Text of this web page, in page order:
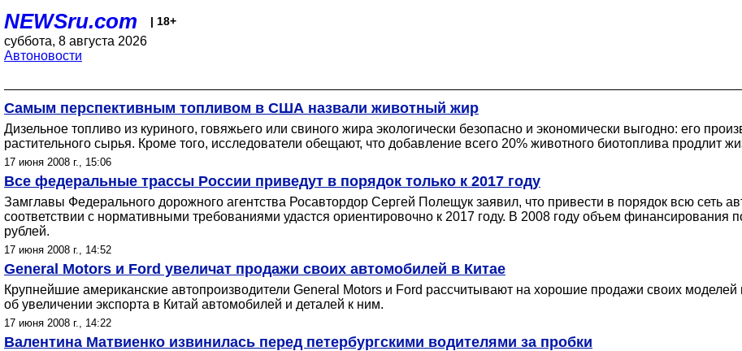
NEWSru.com | 18+
суббота, 8 августа 2026
Автоновости
Самым перспективным топливом в США назвали животный жир
Дизельное топливо из куриного, говяжьего или свиного жира экологически безопасно и экономически выгодно: его
растительного сырья. Кроме того, исследователи обещают, что добавление всего 20% животного биотоплива продлит
17 июня 2008 г., 15:06
Все федеральные трассы России приведут в порядок только к 2017 году
Замглавы Федерального дорожного агентства Росавтордор Сергей Полещук заявил, что привести в порядок всю сеть
соответствии с нормативными требованиями удастся ориентировочно к 2017 году. В 2008 году объем финансирования
рублей.
17 июня 2008 г., 14:52
General Motors и Ford увеличат продажи своих автомобилей в Китае
Крупнейшие американские автопроизводители General Motors и Ford рассчитывают на хорошие продажи своих
об увеличении экспорта в Китай автомобилей и деталей к ним.
17 июня 2008 г., 14:22
Валентина Матвиенко извинилась перед петербургскими водителями за пробки